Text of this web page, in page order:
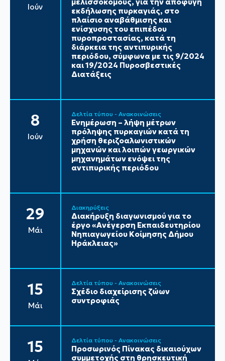
Ιούν
μελισσοκόμους, για την αποφυγή
εκδήλωσης πυρκαγιάς, στο
πλαίσιο αναβάθμισης και
ενίσχυσης του επιπέδου
πυροπροστασίας, κατά τη
διάρκεια της αντιπυρικής
περιόδου, σύμφωνα με τις 9/2024
και 19/2024 Πυροσβεστικές
Διατάξεις
8
Ιούν
Δελτία τύπου - Ανακοινώσεις
Ενημέρωση – λήψη μέτρων
πρόληψης πυρκαγιών κατά τη
χρήση θεριζοαλωνιστικών
μηχανών και λοιπών γεωργικών
μηχανημάτων ενόψει της
αντιπυρικής περιόδου
29
Μάι
Διακηρύξεις
Διακήρυξη διαγωνισμού για το
έργο «Ανέγερση Εκπαιδευτηρίου
Νηπιαγωγείου Κοίμησης Δήμου
Ηράκλειας»
15
Μάι
Δελτία τύπου - Ανακοινώσεις
Σχέδιο διαχείρισης ζώων
συντροφιάς
15 Δελτία τύπου - Ανακοινώσεις
Προσωρινός Πίνακας δικαιούχων
συμμετοχής στη θρησκευτική